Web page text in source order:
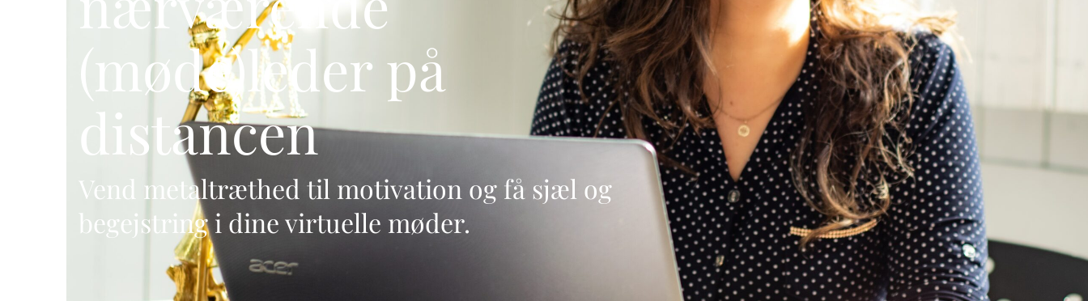
(møde)leder på
distancen
Vend metaltræthed til motivation og få sjæl og
begejstring i dine virtuelle møder.